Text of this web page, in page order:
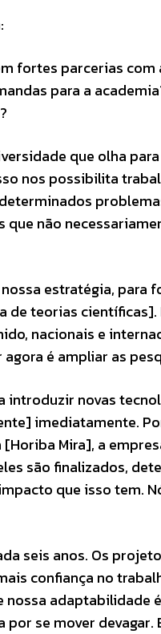
fortes parcerias
para a
que olha
nos possibilita
não
estratégia, para
teorias
nacionais e
é ampliar as
novas
imediatamente.
Mira], a
são finalizados,
que isso tem.
seis anos. Os
confiança no
adaptabilidade
se mover